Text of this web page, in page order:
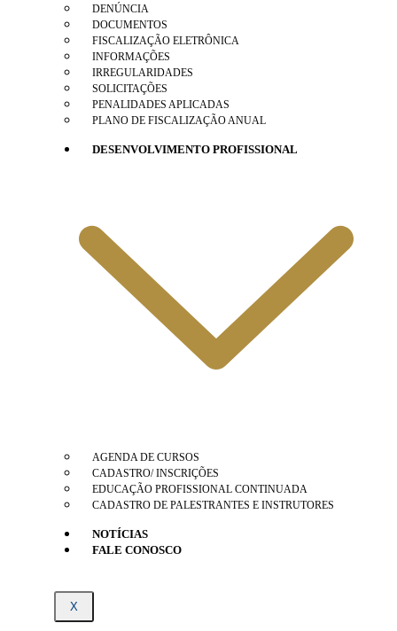
DENÚNCIA
DOCUMENTOS
FISCALIZAÇÃO ELETRÔNICA
INFORMAÇÕES
IRREGULARIDADES
SOLICITAÇÕES
PENALIDADES APLICADAS
PLANO DE FISCALIZAÇÃO ANUAL
DESENVOLVIMENTO PROFISSIONAL
AGENDA DE CURSOS
CADASTRO/ INSCRIÇÕES
EDUCAÇÃO PROFISSIONAL CONTINUADA
CADASTRO DE PALESTRANTES E INSTRUTORES
NOTÍCIAS
FALE CONOSCO
X